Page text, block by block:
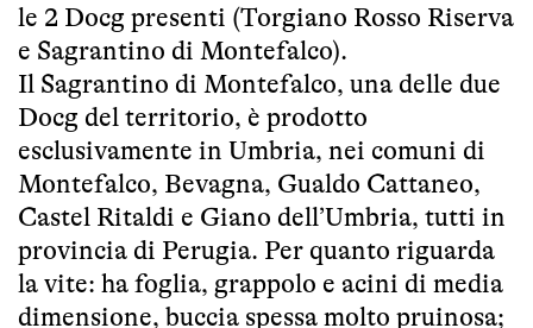
le 2 Docg presenti (Torgiano Rosso Riserva
e Sagrantino di Montefalco).
Il Sagrantino di Montefalco, una delle due
Docg del territorio, è prodotto
esclusivamente in Umbria, nei comuni di
Montefalco, Bevagna, Gualdo Cattaneo,
Castel Ritaldi e Giano dell’Umbria, tutti in
provincia di Perugia. Per quanto riguarda
la vite: ha foglia, grappolo e acini di media
dimensione, buccia spessa molto pruinosa;